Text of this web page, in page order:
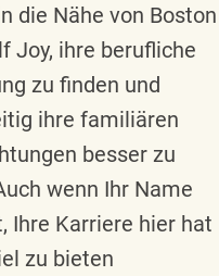
die Nähe von Boston
Joy, ihre berufliche
zu finden und
ihre familiären
besser zu
wenn Ihr Name
Ihre Karriere hier hat
zu bieten